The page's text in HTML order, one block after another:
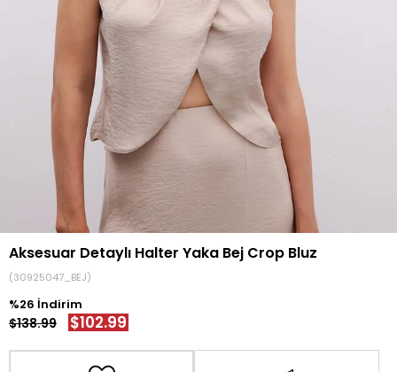
Aksesuar Detaylı Halter Yaka Bej Crop Bluz
(30925047_BEJ)
26
$138.99 $102.99